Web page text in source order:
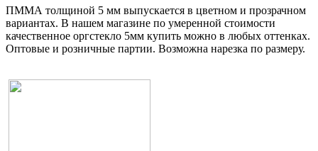
ПММА толщиной 5 мм выпускается в цветном и прозрачном
вариантах. В нашем магазине по умеренной стоимости
качественное оргстекло 5мм купить можно в любых оттенках.
Оптовые и розничные партии. Возможна нарезка по размеру.